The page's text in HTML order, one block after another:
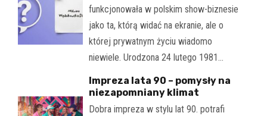
funkcjonowała w polskim show-biznesie
jako ta, którą widać na ekranie, ale o
której prywatnym życiu wiadomo
niewiele. Urodzona 24 lutego 1981…
Impreza lata 90 – pomysły na
niezapomniany klimat
Dobra impreza w stylu lat 90. potrafi